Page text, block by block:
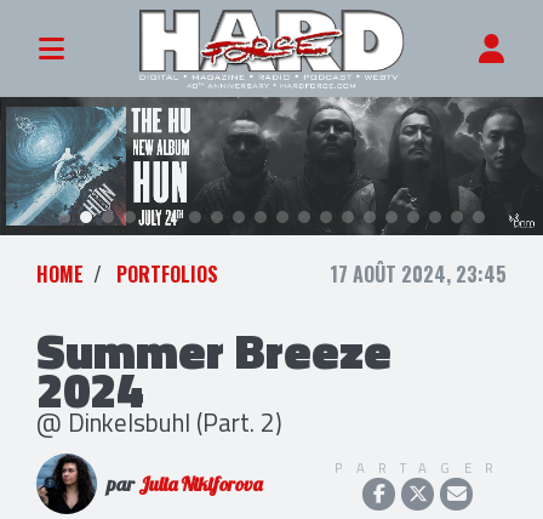
HOME PORTFOLIOS 17 AOÛT 2024, 23:45
Summer Breeze
2024
@ Dinkelsbuhl (Part. 2)
parJulia Nikiforova
PARTAGER